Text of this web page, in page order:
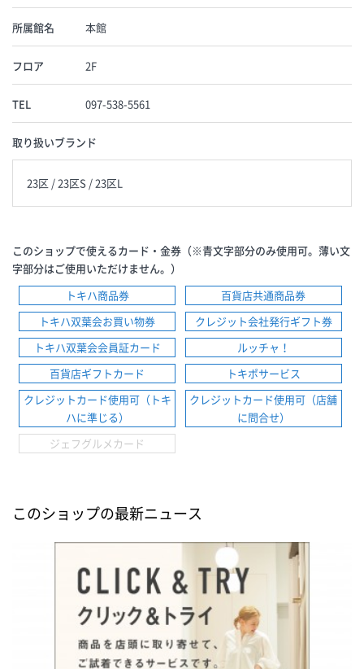
所属館名 本館
フロア 2F
TEL 097-538-5561
取り扱いブランド
23区 / 23区S / 23区L
このショップで使えるカード・金券（※青文字部分のみ使用可。薄い文
字部分はご使用いただけません。）
トキハ商品券
百貨店共通商品券
トキハ双葉会お買い物券
クレジット会社発行ギフト券
トキハ双葉会会員証カード
ルッチャ！
百貨店ギフトカード
トキポサービス
クレジットカード使用可（トキ
ハに準じる）
クレジットカード使用可（店舗
に問合せ）
ジェフグルメカード
このショップの最新ニュース